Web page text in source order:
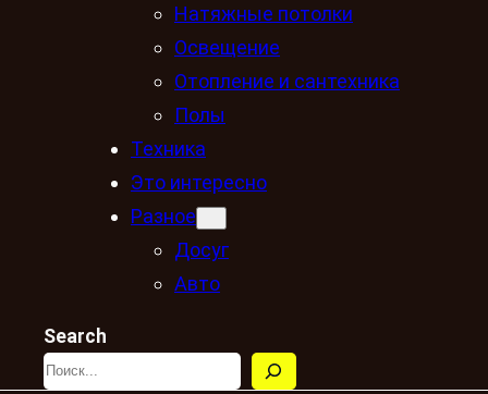
Натяжные потолки
Освещение
Отопление и сантехника
Полы
Техника
Это интересно
Разное
Досуг
Авто
Search